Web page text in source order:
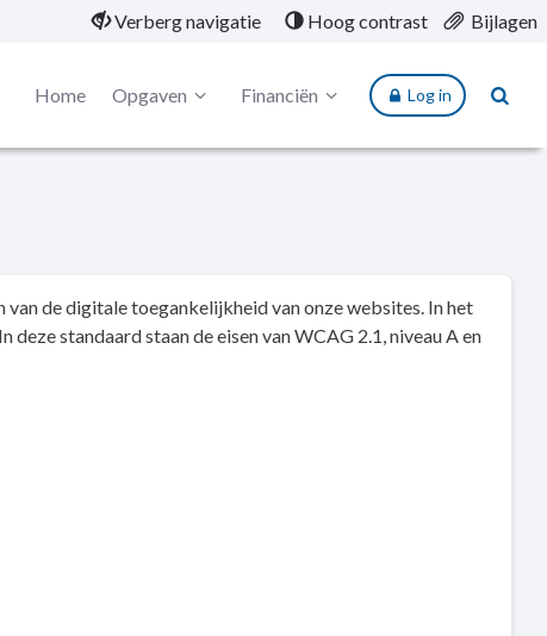
Verberg navigatie Hoog contrast Bijlagen
Home Opgaven Financiën Log in
de digitale toegankelijkheid van onze websites. In het
standaard staan de eisen van WCAG 2.1, niveau A en